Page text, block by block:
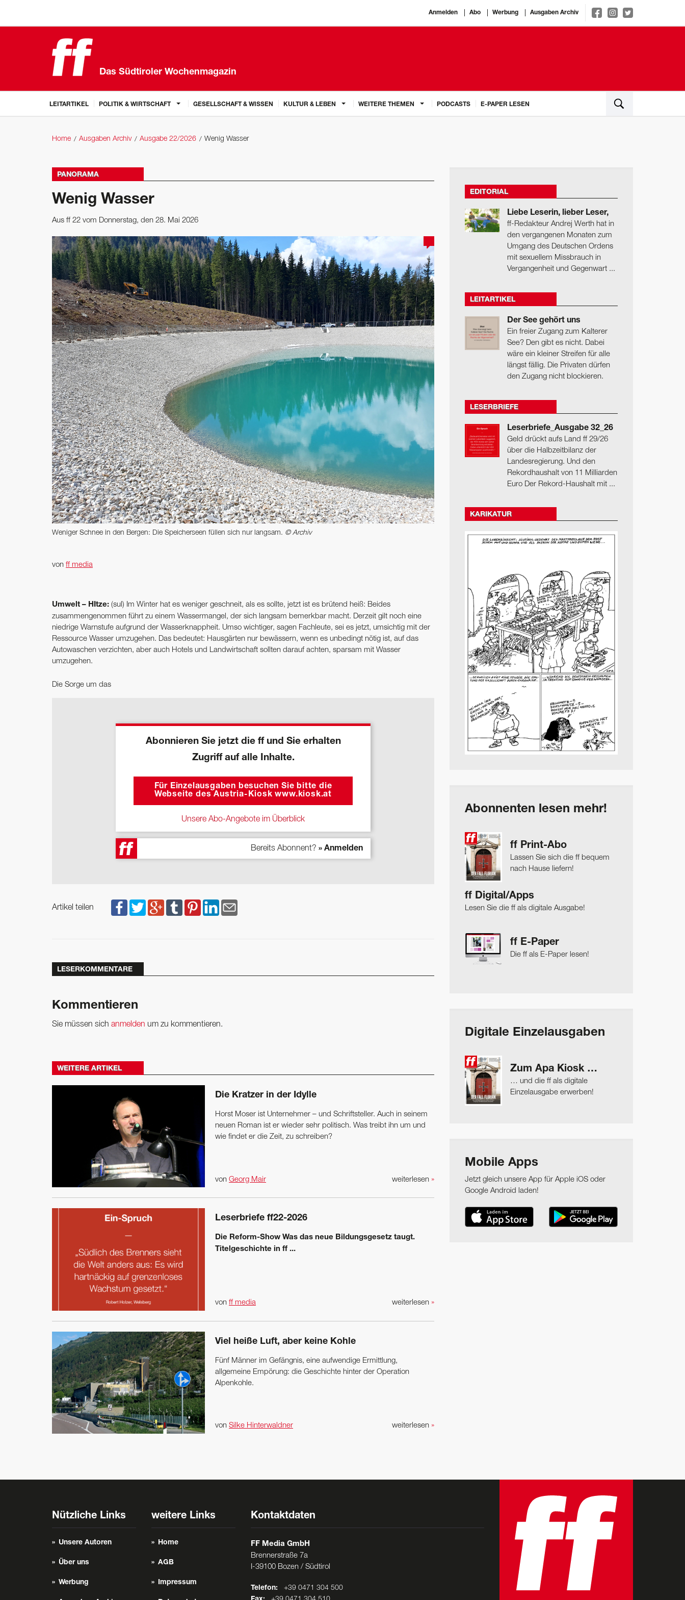
Anmelden Abo Werbung Ausgaben Archiv
Das Südtiroler Wochenmagazin
LEITARTIKEL POLITIK & WIRTSCHAFT GESELLSCHAFT & WISSEN KULTUR & LEBEN WEITERE THEMEN PODCASTS E-PAPER LESEN
Home Ausgaben Archiv Ausgabe 22/2026 Wenig Wasser
PANORAMA
Wenig Wasser
Aus ff 22 vom Donnerstag, den 28. Mai 2026
Weniger Schnee in den Bergen: Die Speicherseen füllen sich nur langsam. © Archiv
von ff media
Umwelt – HItze: (sul) Im Winter hat es weniger geschneit, als es sollte, jetzt ist es brütend heiß: Beides
zusammengenommen führt zu einem Wassermangel, der sich langsam bemerkbar macht. Derzeit gilt noch eine
niedrige Warnstufe aufgrund der Wasserknappheit. Umso wichtiger, sagen Fachleute, sei es jetzt, umsichtig mit der
Ressource Wasser umzugehen. Das bedeutet: Hausgärten nur bewässern, wenn es unbedingt nötig ist, auf das
Autowaschen verzichten, aber auch Hotels und Landwirtschaft sollten darauf achten, sparsam mit Wasser
umzugehen.
Die Sorge um das
Abonnieren Sie jetzt die ff und Sie erhalten
Zugriff auf alle Inhalte.
Für Einzelausgaben besuchen Sie bitte die
Webseite des Austria-Kiosk www.kiosk.at
Unsere Abo-Angebote im Überblick
Bereits Abonnent? » Anmelden
Artikel teilen
LESERKOMMENTARE
Kommentieren
Sie müssen sich anmelden um zu kommentieren.
WEITERE ARTIKEL
Die Kratzer in der Idylle
Horst Moser ist Unternehmer – und Schriftsteller. Auch in seinem
neuen Roman ist er wieder sehr politisch. Was treibt ihn um und
wie findet er die Zeit, zu schreiben?
weiterlesen »
von Georg Mair
Leserbriefe ff22-2026
Die Reform-Show Was das neue Bildungsgesetz taugt.
Titelgeschichte in ff ...
weiterlesen »
von ff media
Viel heiße Luft, aber keine Kohle
Fünf Männer im Gefängnis, eine aufwendige Ermittlung,
allgemeine Empörung: die Geschichte hinter der Operation
Alpenkohle.
weiterlesen »
von Silke Hinterwaldner
EDITORIAL
Liebe Leserin, lieber Leser,
ff-Redakteur Andrej Werth hat in
den vergangenen Monaten zum
Umgang des Deutschen Ordens
mit sexuellem Missbrauch in
Vergangenheit und Gegenwart ...
LEITARTIKEL
Der See gehört uns
Ein freier Zugang zum Kalterer
See? Den gibt es nicht. Dabei
wäre ein kleiner Streifen für alle
längst fällig. Die Privaten dürfen
den Zugang nicht blockieren.
LESERBRIEFE
Leserbriefe_Ausgabe 32_26
Geld drückt aufs Land ff 29/26
über die Halbzeitbilanz der
Landesregierung. Und den
Rekordhaushalt von 11 Milliarden
Euro Der Rekord-Haushalt mit ...
KARIKATUR
Abonnenten lesen mehr!
ff Print-Abo
Lassen Sie sich die ff bequem
nach Hause liefern!
ff Digital/Apps
Lesen Sie die ff als digitale Ausgabe!
ff E-Paper
Die ff als E-Paper lesen!
Digitale Einzelausgaben
Zum Apa Kiosk …
… und die ff als digitale
Einzelausgabe erwerben!
Mobile Apps
Jetzt gleich unsere App für Apple iOS oder
Google Android laden!
Nützliche Links
Unsere Autoren
Über uns
Werbung
weitere Links
Home
AGB
Impressum
Kontaktdaten
FF Media GmbH
Brennerstraße 7a
I-39100 Bozen / Südtirol
Telefon: +39 0471 304 500